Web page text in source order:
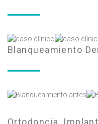
Blanqueamiento
Ortodoncia,